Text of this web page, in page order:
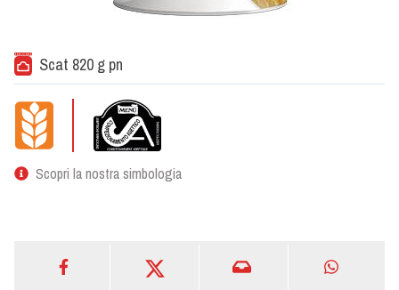
Scat 820 g pn
Scopri la nostra simbologia